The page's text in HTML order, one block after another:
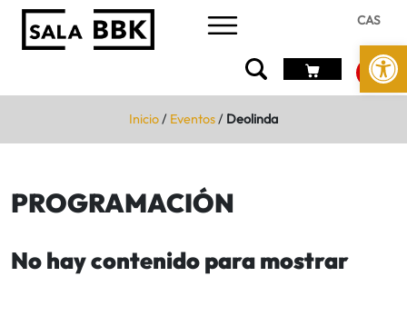
Abrir
CAS
Inicio/ Eventos/ Deolinda
PROGRAMACIÓN
No hay contenido para mostrar